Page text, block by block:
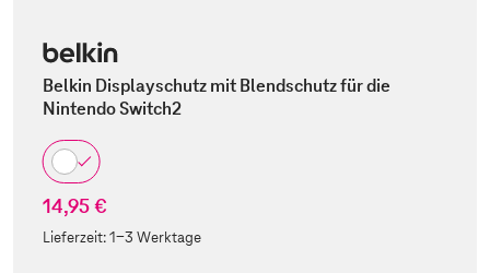
Belkin Displayschutz mit Blendschutz für die
Nintendo Switch2
14,95 €
Lieferzeit:1-3 Werktage